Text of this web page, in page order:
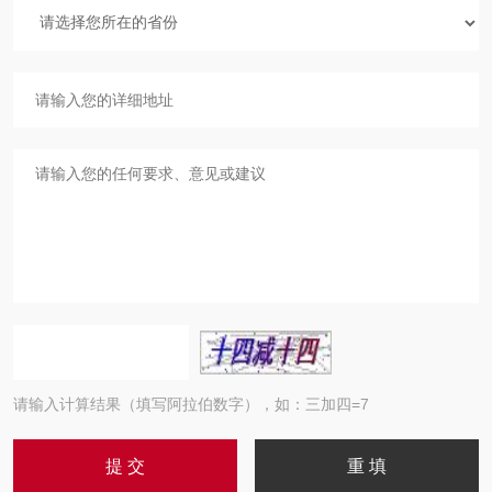
请输入计算结果（填写阿拉伯数字），如：三加四=7